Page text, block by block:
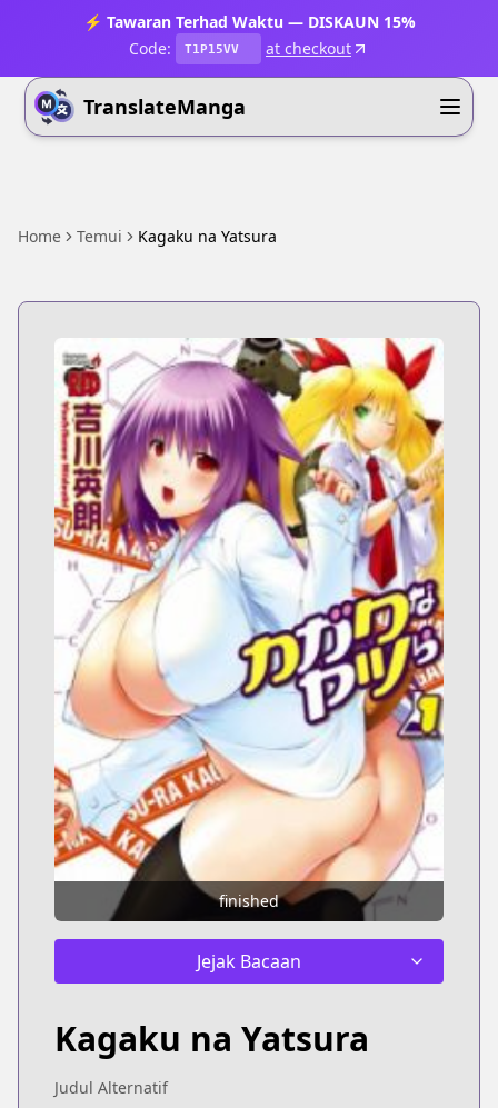
⚡ Tawaran Terhad Waktu — DISKAUN 15%
Code:
T1P15VV at checkout
TranslateManga
Home Temui Kagaku na Yatsura
finished
Jejak Bacaan
Kagaku na Yatsura
Judul Alternatif